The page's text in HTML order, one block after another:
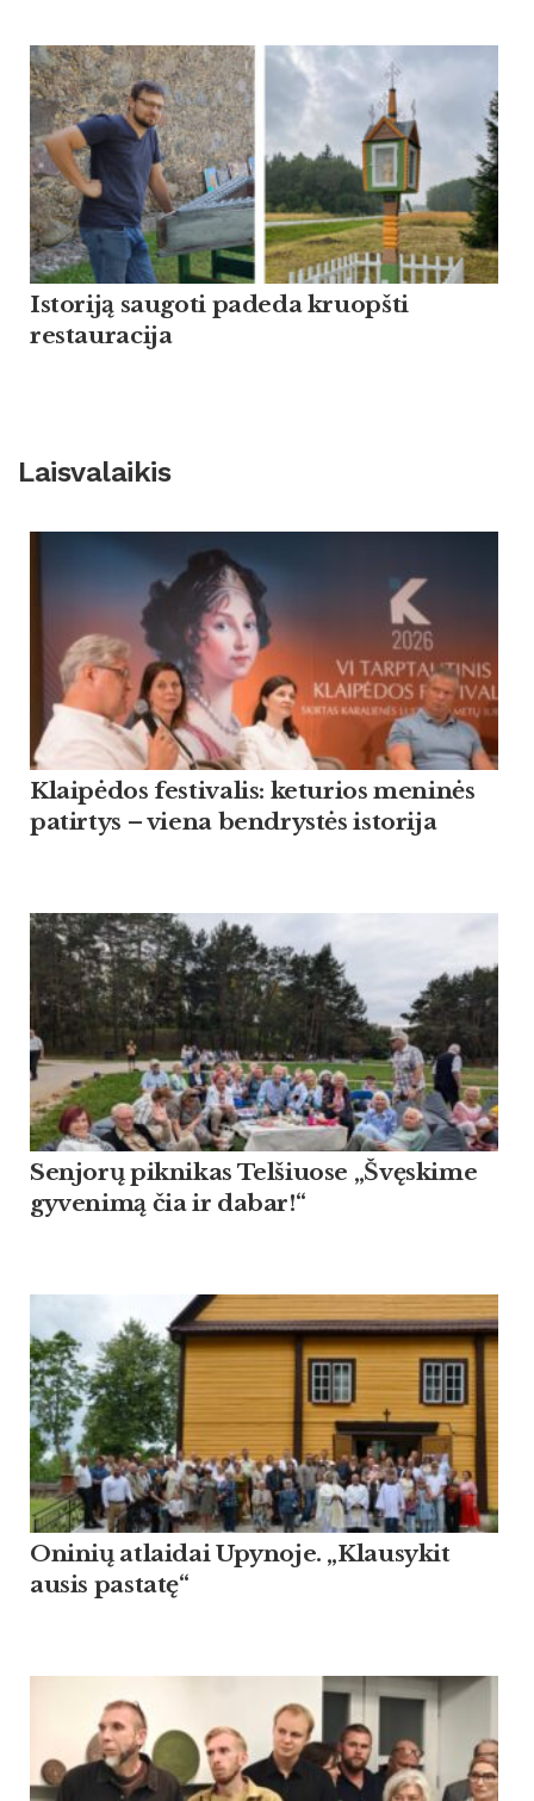
Istoriją saugoti padeda kruopšti
restauracija
Laisvalaikis
Klaipėdos festivalis: keturios meninės
patirtys – viena bendrystės istorija
Sen­jorų pik­ni­kas Tel­šiuo­se „Švęski­me
gy­ve­nimą čia ir da­bar!“
Oninių atlaidai Upynoje. „Klausykit
ausis pastatę“